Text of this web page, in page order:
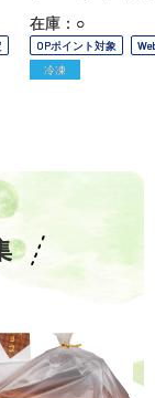
在庫：○
OPポイント対象
冷凍